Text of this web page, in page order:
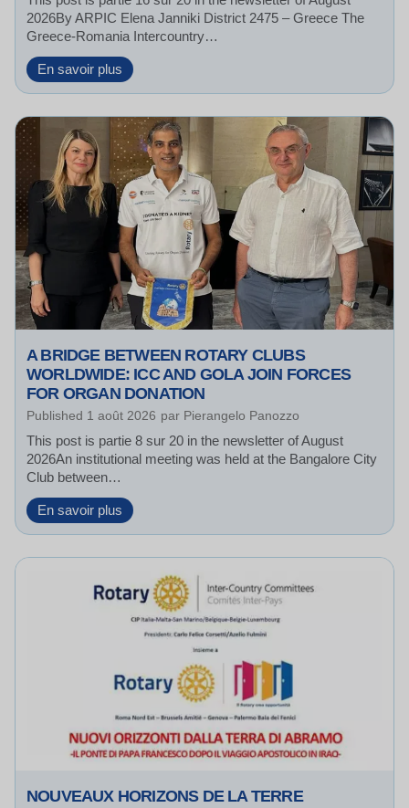
2026By ARPIC Elena Janniki District 2475 – Greece The
Greece-Romania Intercountry…
En savoir plus
u
d
i
n
g
r
i
d
g
e
s
f
F
r
i
e
i
a
d
C
p
e
a
t
i
n
A BRIDGE BETWEEN ROTARY CLUBS
WORLDWIDE: ICC AND GOLA JOIN FORCES
FOR ORGAN DONATION
Published 1 août 2026 par Pierangelo Panozzo
This post is partie 8 sur 20 in the newsletter of August
2026An institutional meeting was held at the Bangalore City
Club between…
En savoir plus
B
g
t
w
n
t
NOUVEAUX HORIZONS DE LA TERRE